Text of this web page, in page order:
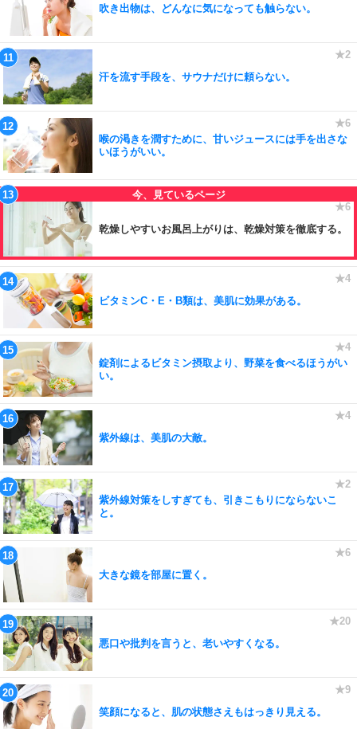
吹き出物は、どんなに気になっても触らない。
汗を流す手段を、サウナだけに頼らない。
喉の渇きを潤すために、甘いジュースには手を出さな
いほうがいい。
乾燥しやすいお風呂上がりは、乾燥対策を徹底する。
ビタミンC・E・B類は、美肌に効果がある。
錠剤によるビタミン摂取より、野菜を食べるほうがい
い。
紫外線は、美肌の大敵。
紫外線対策をしすぎても、引きこもりにならないこ
と。
大きな鏡を部屋に置く。
悪口や批判を言うと、老いやすくなる。
笑顔になると、肌の状態さえもはっきり見える。